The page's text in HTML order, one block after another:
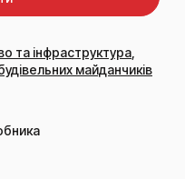
та інфраструктура
майданчиків